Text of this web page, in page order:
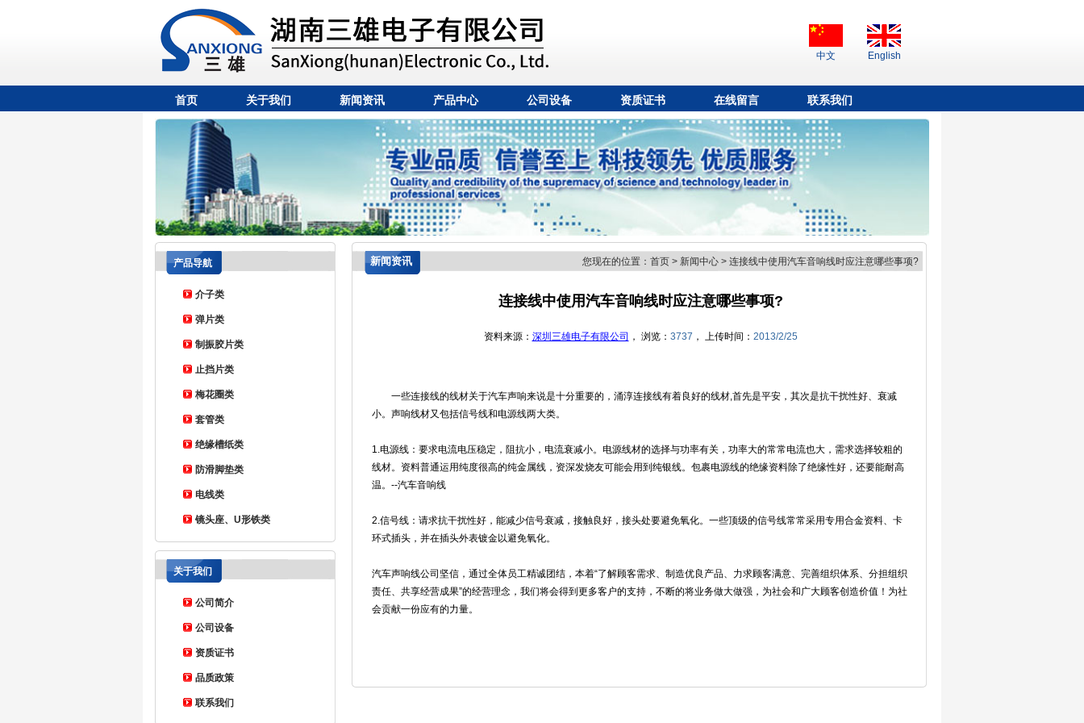
中文 English
首页 关于我们 新闻资讯 产品中心 公司设备 资质证书 在线留言 联系我们
产品导航
介子类
弹片类
制振胶片类
止挡片类
梅花圈类
套管类
绝缘槽纸类
防滑脚垫类
电线类
镜头座、U形铁类
关于我们
公司简介
公司设备
资质证书
品质政策
联系我们
您现在的位置： 首页 > 新闻中心 > 连接线中使用汽车音响线时应注意哪些事项?
新闻资讯
连接线中使用汽车音响线时应注意哪些事项?
资料来源： 深圳三雄电子有限公司 ， 浏览： 3737 ， 上传时间： 2013/2/25
一些连接线的线材关于汽车声响来说是十分重要的，涌淳连接线有着良好的线材,首先是平安，其次是抗干扰性好、衰减
小。声响线材又包括信号线和电源线两大类。
1.电源线：要求电流电压稳定，阻抗小，电流衰减小。电源线材的选择与功率有关，功率大的常常电流也大，需求选择较粗的
线材。资料普通运用纯度很高的纯金属线，资深发烧友可能会用到纯银线。包裹电源线的绝缘资料除了绝缘性好，还要能耐高
温。--汽车音响线
2.信号线：请求抗干扰性好，能减少信号衰减，接触良好，接头处要避免氧化。一些顶级的信号线常常采用专用合金资料、卡
环式插头，并在插头外表镀金以避免氧化。
汽车声响线公司坚信，通过全体员工精诚团结，本着“了解顾客需求、制造优良产品、力求顾客满意、完善组织体系、分担组织
责任、共享经营成果”的经营理念，我们将会得到更多客户的支持，不断的将业务做大做强，为社会和广大顾客创造价值！为社
会贡献一份应有的力量。